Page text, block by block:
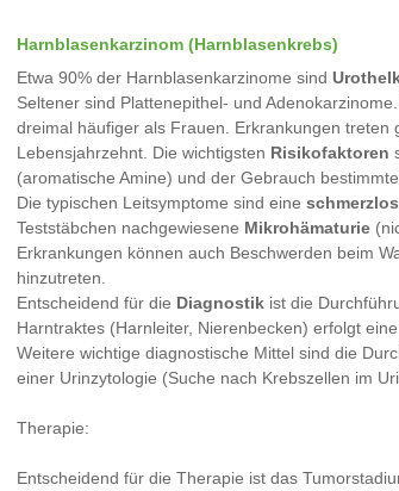
Harnblasenkarzinom (Harnblasenkrebs)
Etwa 90% der Harnblasenkarzinome sind
Seltener sind Plattenepithel- und
dreimal häufiger als Frauen. Erkrankungen treten
Lebensjahrzehnt. Die wichtigsten Risikofaktoren
(aromatische Amine) und der Gebrauch
Die typischen Leitsymptome sind eine
Teststäbchen nachgewiesene Mikrohämaturie
Erkrankungen können auch Beschwerden beim
hinzutreten.
Entscheidend für die Diagnostik ist die
Harntraktes (Harnleiter, Nierenbecken) erfolgt
Weitere wichtige diagnostische Mittel sind die
einer Urinzytologie (Suche nach Krebszellen im
Therapie:
Entscheidend für die Therapie ist das